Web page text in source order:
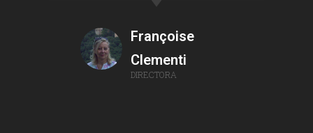
Françoise
Clementi
DIRECTORA